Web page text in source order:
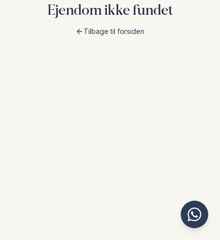
Ejendom ikke fundet
Tilbage til forsiden